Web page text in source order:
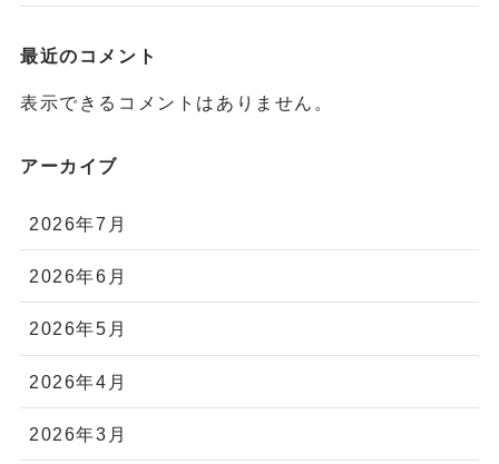
最近のコメント
表示できるコメントはありません。
アーカイブ
2026年7月
2026年6月
2026年5月
2026年4月
2026年3月